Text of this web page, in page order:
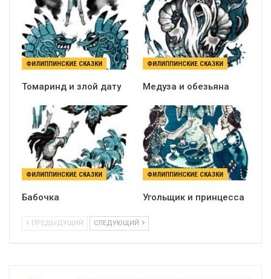
ФИЛИППИНСКИЕ СКАЗКИ
Томаринд и злой дату
ФИЛИППИНСКИЕ СКАЗКИ
Медуза и обезьяна
ФИЛИППИНСКИЕ СКАЗКИ
Бабочка
ФИЛИППИНСКИЕ СКАЗКИ
Угольщик и принцесса
ПРЕДЫДУЩИЙ СЛЕДУЮЩИЙ